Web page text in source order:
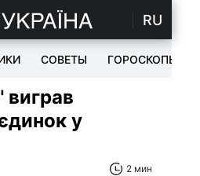
RU
СОВЕТЫ ГОРОСКОПЫ
виграв
у
2 мин